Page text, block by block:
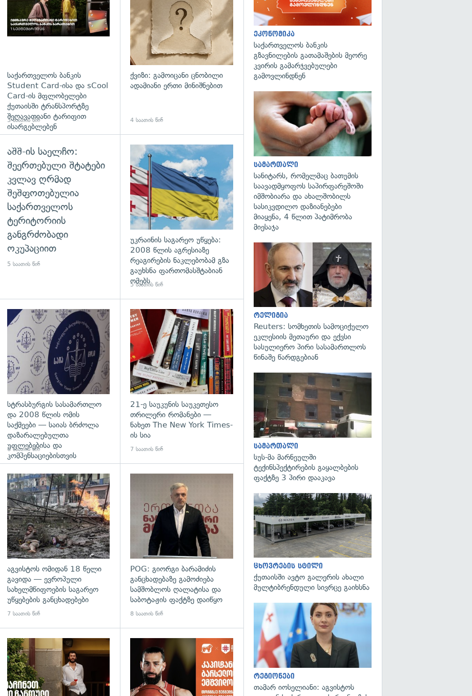
საქართველოს ბანკის
Student Card-ისა და sCool
Card-ის მფლობელები
ქუთაისში ტრანსპორტზე
შეღავათიანი ტარიფით
ისარგებლებენ
3 საათის წინ
ქვიზი: გამოიცანი ცნობილი
ადამიანი ერთი მინიშნებით
4 საათის წინ
აშშ-ის საელჩო:
შეერთებული შტატები
კვლავ ღრმად
შეშფოთებულია
საქართველოს
ტერიტორიის
განგრძობადი
ოკუპაციით
5 საათის წინ
გადახედვა
უკრაინის საგარეო უწყება:
2008 წლის აგრესიაზე
რეაგირების ნაკლებობამ გზა
გაუხსნა ფართომასშტაბიან
ომებს
5 საათის წინ
გადახედვა გადახედვა
სტრასბურგის სასამართლო
და 2008 წლის ომის
საქმეები — საიას ბრძოლა
დაზარალებულთა
უფლებებისა და
კომპენსაციებისთვის
6 საათის წინ
21-ე საუკუნის საუკეთესო
თრილერი რომანები —
ნახეთ The New York Times-
ის სია
7 საათის წინ
აგვისტოს ომიდან 18 წელი
გავიდა — ევროპული
სახელმწიფოების საგარეო
უწყებების განცხადებები
7 საათის წინ
POG: გიორგი ბარამიძის
განცხადებაზე გამოძიება
სამშობლოს ღალატისა და
საბოტაჟის ფაქტზე დაიწყო
8 საათის წინ
ეკონომიკა
საქართველოს ბანკის
გზავნილების გათამაშების მეორე
კვირის გამარჯვებულები
გამოვლინდნენ
სამართალი
სანიტარს, რომელმაც ბათუმის
საავადმყოფოს საპირფარეშოში
იმშობიარა და ახალშობილს
სასიკვდილო დაზიანებები
მიაყენა, 4 წლით პატიმრობა
მიესაჯა
რელიგია
Reuters: სომხეთის სამოციქულო
ეკლესიის მეთაური და ექვსი
სასულიერო პირი სასამართლოს
წინაშე წარდგებიან
სამართალი
სუს-მა მარნეულში
ტექინსპექტირების გაყალბების
ფაქტზე 3 პირი დააკავა
ცხოვრების სტილი
ქუთაისში ავტო გალერის ახალი
მულტიბრენდული სივრცე გაიხსნა
რეგიონები
თამარ იოსელიანი: აგვისტოს